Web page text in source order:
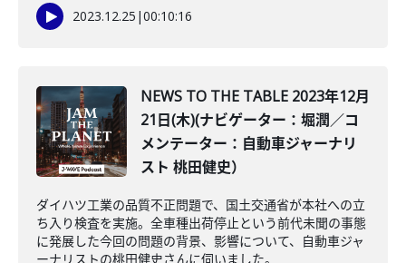
2023.12.25 |00:10:16
NEWS TO THE TABLE 2023年12月
21日(木)(ナビゲーター：堀潤／コ
メンテーター：自動車ジャーナリ
スト 桃田健史）
ダイハツ工業の品質不正問題で、国土交通省が本社への立
ち入り検査を実施。全車種出荷停止という前代未聞の事態
に発展した今回の問題の背景、影響について、自動車ジャ
ーナリストの桃田健史さんに伺いました。